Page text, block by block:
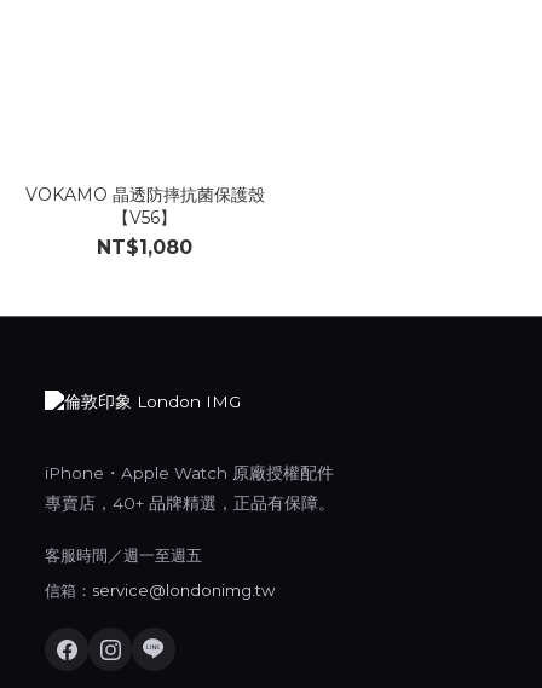
VOKAMO 晶透防摔抗菌保護殼
【V56】
NT$1,080
iPhone・Apple Watch 原廠授權配件
專賣店，40+ 品牌精選，正品有保障。
客服時間／週一至週五
信箱： service@londonimg.tw